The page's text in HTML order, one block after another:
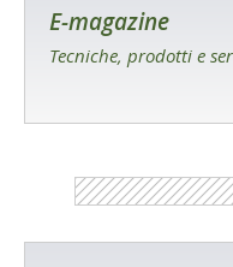
E-magazine
Tecniche, prodotti e